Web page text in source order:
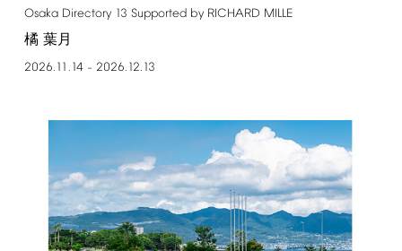
Osaka Directory 13 Supported by RICHARD MILLE
橘 葉月
2026.11.14– 2026.12.13